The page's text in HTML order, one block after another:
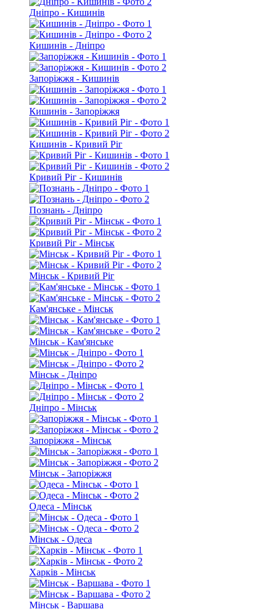
Дніпро - Кишинів
Кишинів - Дніпро
Запоріжжя - Кишинів
Кишинів - Запоріжжя
Кишинів - Кривий Ріг
Кривий Ріг - Кишинів
Познань - Дніпро
Кривий Ріг - Мінськ
Мінськ - Кривий Ріг
Кам'янське - Мінськ
Мінськ - Кам'янське
Мінськ - Дніпро
Дніпро - Мінськ
Запоріжжя - Мінськ
Мінськ - Запоріжжя
Одеса - Мінськ
Мінськ - Одеса
Харків - Мінськ
Мінськ - Варшава